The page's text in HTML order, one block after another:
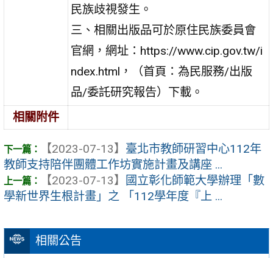
相關公告
民族歧視發生。
三、相關出版品可於原住民族委員會
官網，網址：https://www.cip.gov.tw/i
ndex.html，（首頁：為民服務/出版
品/委託研究報告）下載。
相關附件
【2023-07-13】 臺北市教師研習中心112年
教師支持陪伴團體工作坊實施計畫及講座 ...
【2023-07-13】
國立彰化師範大學辦理「數
學新世界生根計畫」之 「112學年度『上 ...